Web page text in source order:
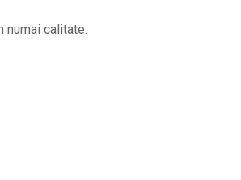
numai calitate.